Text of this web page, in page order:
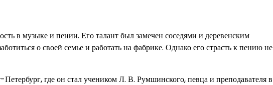
в музыке и пении. Его талант был замечен соседями и деревенским
о своей семье и работать на фабрике. Однако его страсть к пению не
где он стал учеником Л. В. Румшинского, певца и преподавателя в